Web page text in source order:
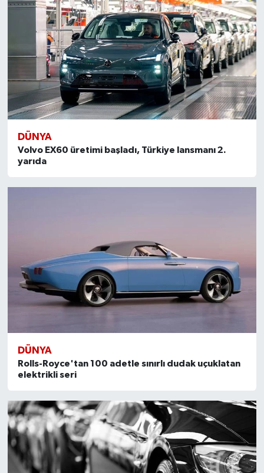
DÜNYA
Volvo EX60 üretimi başladı, Türkiye lansmanı 2.
yarıda
DÜNYA
Rolls-Royce'tan 100 adetle sınırlı dudak uçuklatan
elektrikli seri